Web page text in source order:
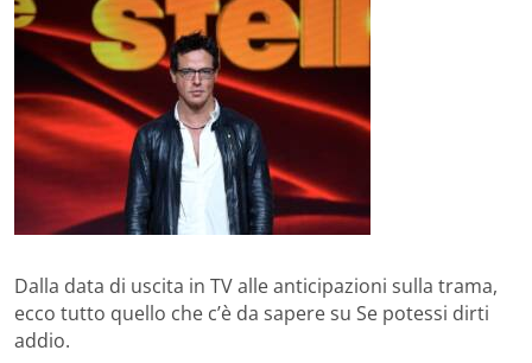
Dalla data di uscita in TV alle anticipazioni sulla trama,
ecco tutto quello che c’è da sapere su Se potessi dirti
addio.